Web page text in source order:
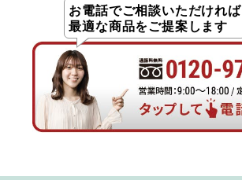
お電話でご相談いただければ
最適な商品をご提案します